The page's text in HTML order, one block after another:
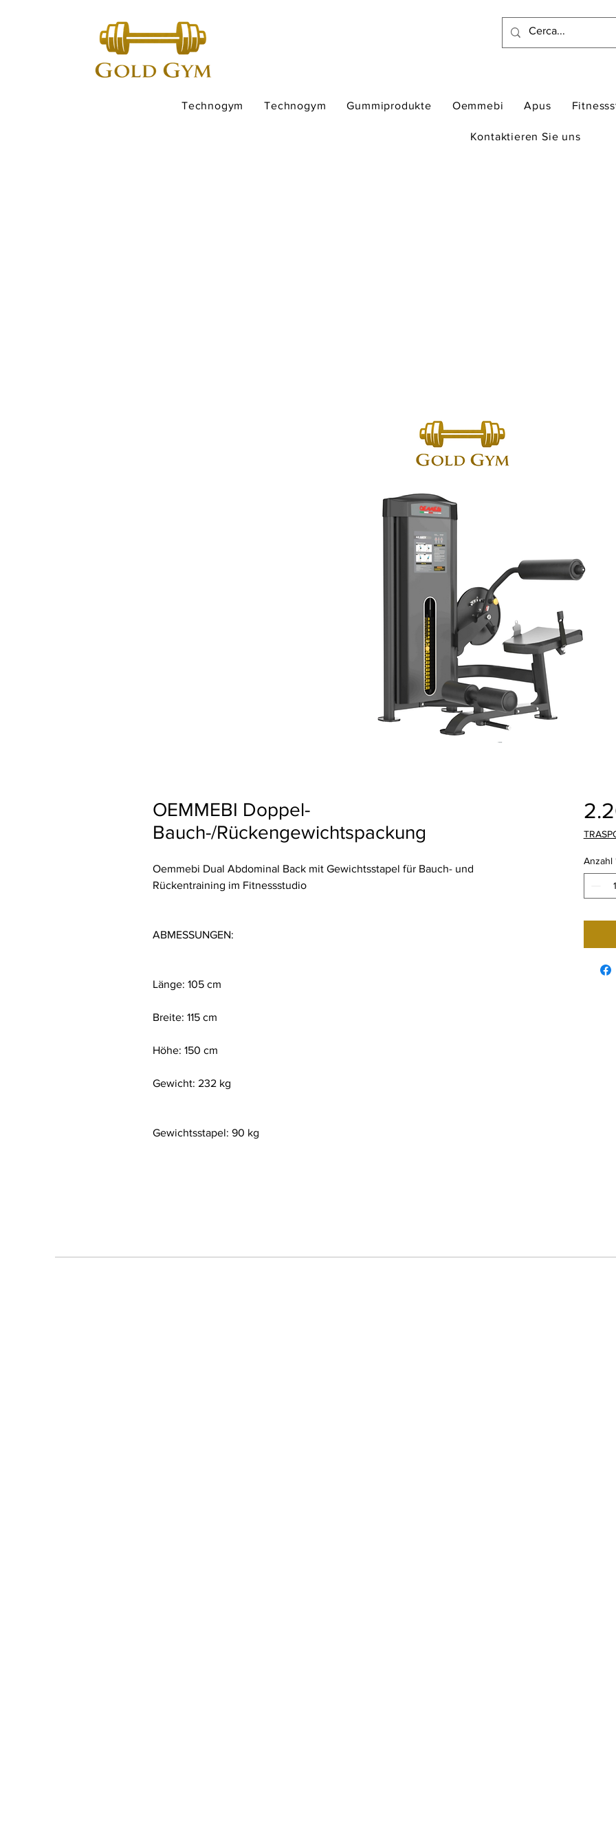
Technogym Technogym Gummiprodukte Oemmebi Apus
Kontaktieren Sie uns
OEMMEBI Doppel-
Bauch-/Rückengewichtspackung
Oemmebi Dual Abdominal Back mit Gewichtsstapel für Bauch- und
Rückentraining im Fitnessstudio
ABMESSUNGEN:
Länge: 105 cm
Breite: 115 cm
Höhe: 150 cm
Gewicht: 232 kg
Gewichtsstapel: 90 kg
Anzahl